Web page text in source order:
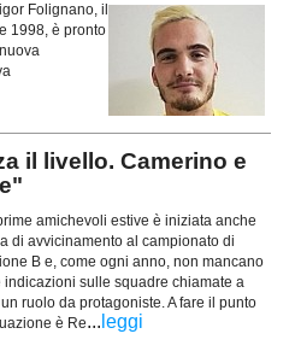
Folignano, il
1998, è pronto
il livello. Camerino e
amichevoli estive è iniziata anche
di avvicinamento al campionato di
B e, come ogni anno, non mancano
indicazioni sulle squadre chiamate a
ruolo da protagoniste. A fare il punto
è Re... leggi